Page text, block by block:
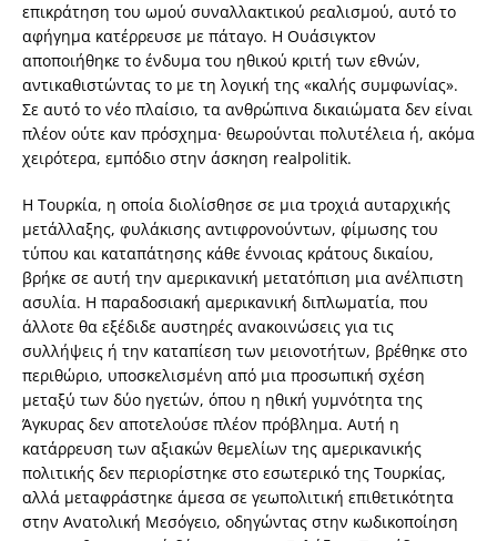
επικράτηση του ωμού συναλλακτικού ρεαλισμού, αυτό το
αφήγημα κατέρρευσε με πάταγο. Η Ουάσιγκτον
αποποιήθηκε το ένδυμα του ηθικού κριτή των εθνών,
αντικαθιστώντας το με τη λογική της «καλής συμφωνίας».
Σε αυτό το νέο πλαίσιο, τα ανθρώπινα δικαιώματα δεν είναι
πλέον ούτε καν πρόσχημα· θεωρούνται πολυτέλεια ή, ακόμα
χειρότερα, εμπόδιο στην άσκηση realpolitik.
Η Τουρκία, η οποία διολίσθησε σε μια τροχιά αυταρχικής
μετάλλαξης, φυλάκισης αντιφρονούντων, φίμωσης του
τύπου και καταπάτησης κάθε έννοιας κράτους δικαίου,
βρήκε σε αυτή την αμερικανική μετατόπιση μια ανέλπιστη
ασυλία. Η παραδοσιακή αμερικανική διπλωματία, που
άλλοτε θα εξέδιδε αυστηρές ανακοινώσεις για τις
συλλήψεις ή την καταπίεση των μειονοτήτων, βρέθηκε στο
περιθώριο, υποσκελισμένη από μια προσωπική σχέση
μεταξύ των δύο ηγετών, όπου η ηθική γυμνότητα της
Άγκυρας δεν αποτελούσε πλέον πρόβλημα. Αυτή η
κατάρρευση των αξιακών θεμελίων της αμερικανικής
πολιτικής δεν περιορίστηκε στο εσωτερικό της Τουρκίας,
αλλά μεταφράστηκε άμεσα σε γεωπολιτική επιθετικότητα
στην Ανατολική Μεσόγειο, οδηγώντας στην κωδικοποίηση